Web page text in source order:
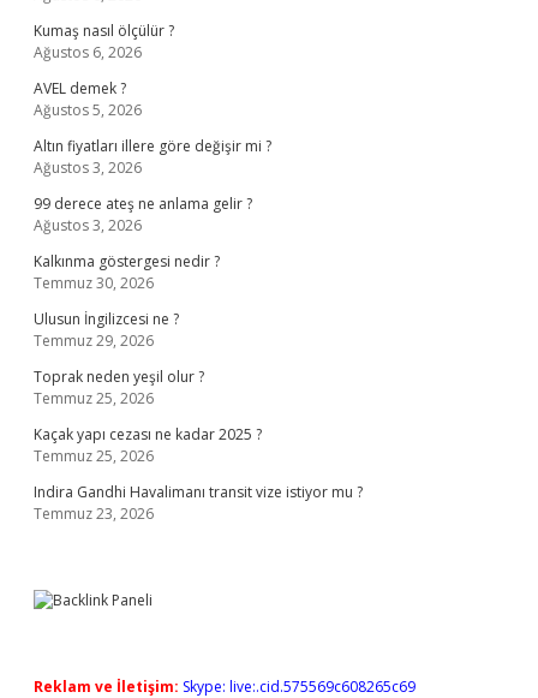
Kumaş nasıl ölçülür ?
Ağustos 6, 2026
AVEL demek ?
Ağustos 5, 2026
Altın fiyatları illere göre değişir mi ?
Ağustos 3, 2026
99 derece ateş ne anlama gelir ?
Ağustos 3, 2026
Kalkınma göstergesi nedir ?
Temmuz 30, 2026
Ulusun İngilizcesi ne ?
Temmuz 29, 2026
Toprak neden yeşil olur ?
Temmuz 25, 2026
Kaçak yapı cezası ne kadar 2025 ?
Temmuz 25, 2026
Indira Gandhi Havalimanı transit vize istiyor mu ?
Temmuz 23, 2026
Reklam ve İletişim: Skype: live:.cid.575569c608265c69